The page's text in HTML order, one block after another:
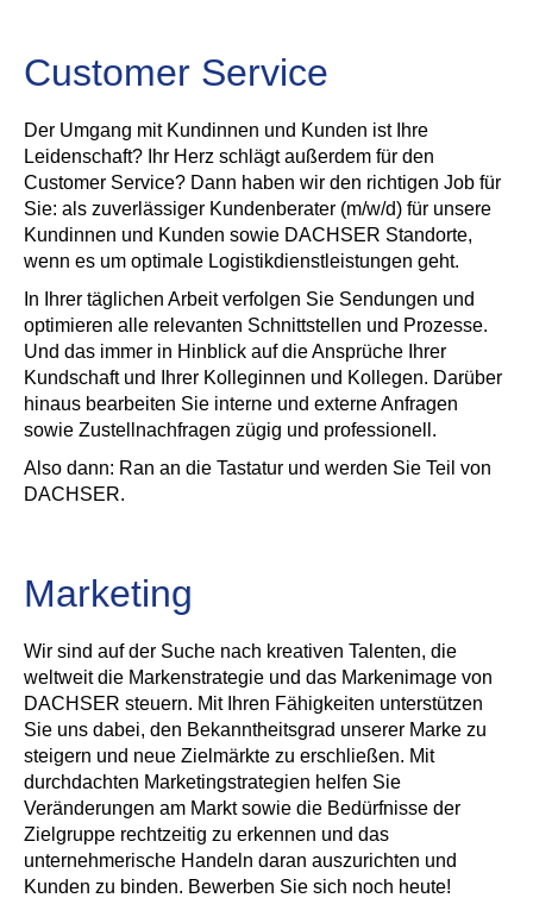
Customer Service
Der Umgang mit Kundinnen und Kunden ist Ihre
Leidenschaft? Ihr Herz schlägt außerdem für den
Customer Service? Dann haben wir den richtigen Job für
Sie: als zuverlässiger Kundenberater (m/w/d) für unsere
Kundinnen und Kunden sowie DACHSER Standorte,
wenn es um optimale Logistikdienstleistungen geht.
In Ihrer täglichen Arbeit verfolgen Sie Sendungen und
optimieren alle relevanten Schnittstellen und Prozesse.
Und das immer in Hinblick auf die Ansprüche Ihrer
Kundschaft und Ihrer Kolleginnen und Kollegen. Darüber
hinaus bearbeiten Sie interne und externe Anfragen
sowie Zustellnachfragen zügig und professionell.
Also dann: Ran an die Tastatur und werden Sie Teil von
DACHSER.
Marketing
Wir sind auf der Suche nach kreativen Talenten, die
weltweit die Markenstrategie und das Markenimage von
DACHSER steuern. Mit Ihren Fähigkeiten unterstützen
Sie uns dabei, den Bekanntheitsgrad unserer Marke zu
steigern und neue Zielmärkte zu erschließen. Mit
durchdachten Marketingstrategien helfen Sie
Veränderungen am Markt sowie die Bedürfnisse der
Zielgruppe rechtzeitig zu erkennen und das
unternehmerische Handeln daran auszurichten und
Kunden zu binden. Bewerben Sie sich noch heute!